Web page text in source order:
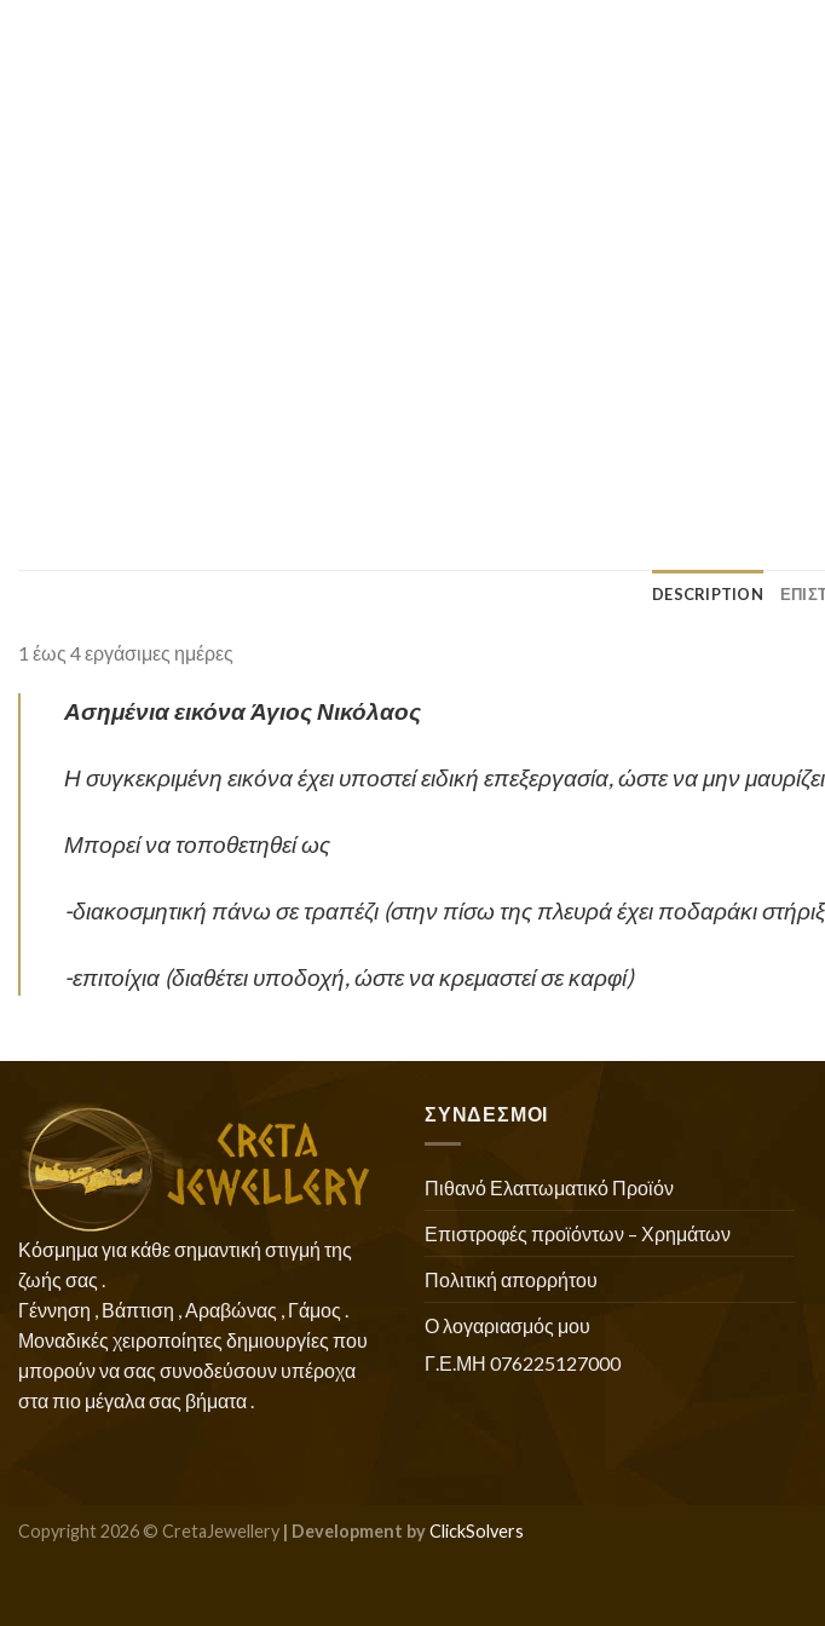
DESCRIPTION
1 έως 4 εργάσιμες ημέρες
Ασημένια εικόνα Άγιος Νικόλαος
Η συγκεκριμένη εικόνα έχει υποστεί ειδική επεξεργασία, ώστε να μην
Μπορεί να τοποθετηθεί ως
-διακοσμητική πάνω σε τραπέζι (στην πίσω της πλευρά έχει ποδαράκι
-επιτοίχια (διαθέτει υποδοχή, ώστε να κρεμαστεί σε καρφί)
Κόσμημα για κάθε σημαντική στιγμή της
ζωής σας .
Γέννηση , Βάπτιση , Αραβώνας , Γάμος .
Μοναδικές χειροποίητες δημιουργίες που
μπορούν να σας συνοδεύσουν υπέροχα
στα πιο μέγαλα σας βήματα .
ΣΥΝΔΕΣΜΟΙ
Πιθανό Ελαττωματικό Προϊόν
Επιστροφές προϊόντων – Χρημάτων
Πολιτική απορρήτου
Ο λογαριασμός μου
Γ.Ε.ΜΗ 076225127000
Copyright 2026 © CretaJewellery | Development byClickSolvers